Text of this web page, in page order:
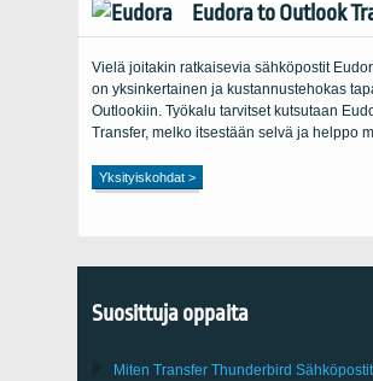
Eudora to Outlook
Vielä joitakin ratkaisevia sähköpostit
on yksinkertainen ja kustannustehokas
Outlookiin. Työkalu tarvitset kutsutaan
Transfer, melko itsestään selvä ja helppo
Yksityiskohdat >
Suosittuja oppaita
Miten Transfer Thunderbird